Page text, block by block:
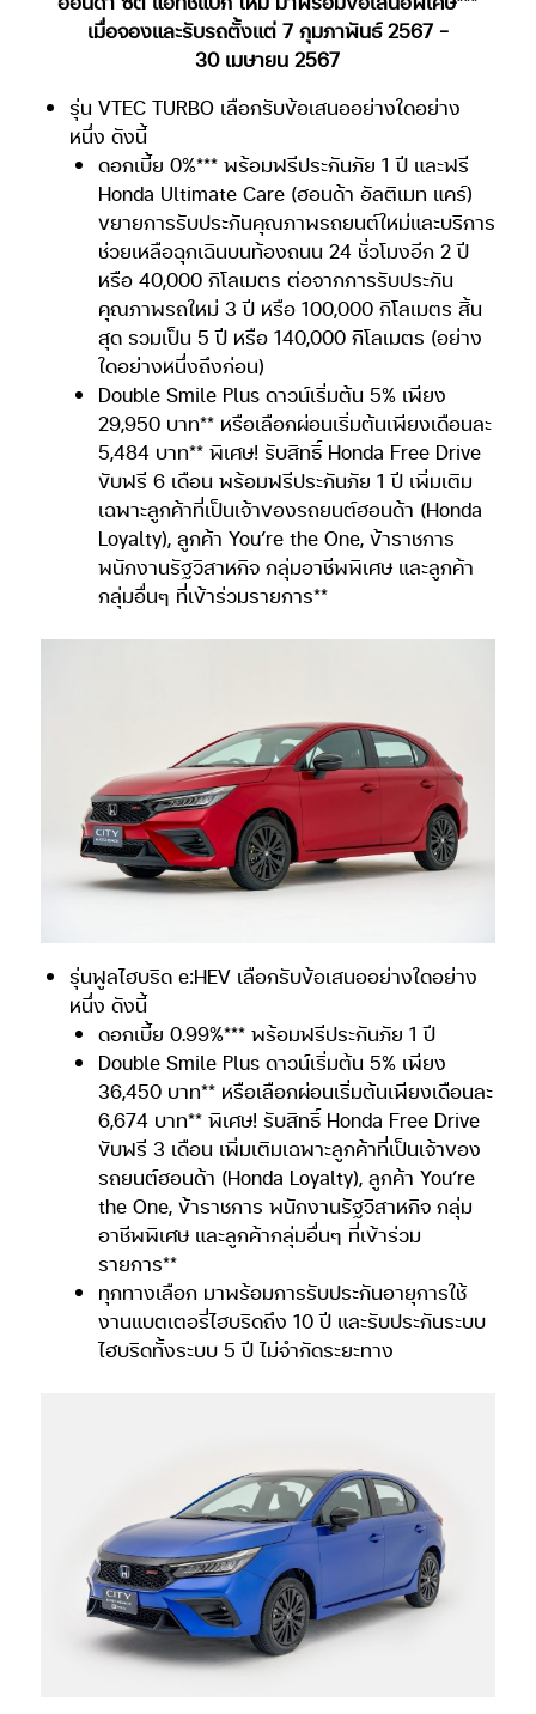
เมื่อจองและรับรถตั้งแต่ 7 กุมภาพันธ์ 2567 –
30 เมษายน 2567
รุ่น VTEC TURBO เลือกรับข้อเสนออย่างใดอย่าง
หนึ่ง ดังนี้
ดอกเบี้ย 0%*** พร้อมฟรีประกันภัย 1 ปี และฟรี
Honda Ultimate Care (ฮอนด้า อัลติเมท แคร์)
ขยายการรับประกันคุณภาพรถยนต์ใหม่และบริการ
ช่วยเหลือฉุกเฉินบนท้องถนน 24 ชั่วโมงอีก 2 ปี
หรือ 40,000 กิโลเมตร ต่อจากการรับประกัน
คุณภาพรถใหม่ 3 ปี หรือ 100,000 กิโลเมตร สิ้น
สุด รวมเป็น 5 ปี หรือ 140,000 กิโลเมตร (อย่าง
ใดอย่างหนึ่งถึงก่อน)
Double Smile Plus ดาวน์เริ่มต้น 5% เพียง
29,950 บาท** หรือเลือกผ่อนเริ่มต้นเพียงเดือนละ
5,484 บาท** พิเศษ! รับสิทธิ์ Honda Free Drive
ขับฟรี 6 เดือน พร้อมฟรีประกันภัย 1 ปี เพิ่มเติม
เฉพาะลูกค้าที่เป็นเจ้าของรถยนต์ฮอนด้า (Honda
Loyalty), ลูกค้า You’re the One, ข้าราชการ
พนักงานรัฐวิสาหกิจ กลุ่มอาชีพพิเศษ และลูกค้า
กลุ่มอื่นๆ ที่เข้าร่วมรายการ**
รุ่นฟูลไฮบริด e:HEV เลือกรับข้อเสนออย่างใดอย่าง
หนึ่ง ดังนี้
ดอกเบี้ย 0.99%*** พร้อมฟรีประกันภัย 1 ปี
Double Smile Plus ดาวน์เริ่มต้น 5% เพียง
36,450 บาท** หรือเลือกผ่อนเริ่มต้นเพียงเดือนละ
6,674 บาท** พิเศษ! รับสิทธิ์ Honda Free Drive
ขับฟรี 3 เดือน เพิ่มเติมเฉพาะลูกค้าที่เป็นเจ้าของ
รถยนต์ฮอนด้า (Honda Loyalty), ลูกค้า You’re
the One, ข้าราชการ พนักงานรัฐวิสาหกิจ กลุ่ม
อาชีพพิเศษ และลูกค้ากลุ่มอื่นๆ ที่เข้าร่วม
รายการ**
ทุกทางเลือก มาพร้อมการรับประกันอายุการใช้
งานแบตเตอรี่ไฮบริดถึง 10 ปี และรับประกันระบบ
ไฮบริดทั้งระบบ 5 ปี ไม่จำกัดระยะทาง